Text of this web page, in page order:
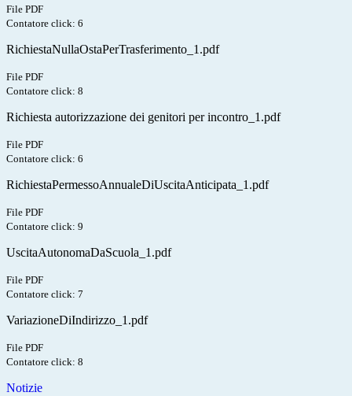
File PDF
Contatore click: 6
RichiestaNullaOstaPerTrasferimento_1.pdf
File PDF
Contatore click: 8
Richiesta autorizzazione dei genitori per incontro_1.pdf
File PDF
Contatore click: 6
RichiestaPermessoAnnualeDiUscitaAnticipata_1.pdf
File PDF
Contatore click: 9
UscitaAutonomaDaScuola_1.pdf
File PDF
Contatore click: 7
VariazioneDiIndirizzo_1.pdf
File PDF
Contatore click: 8
Notizie